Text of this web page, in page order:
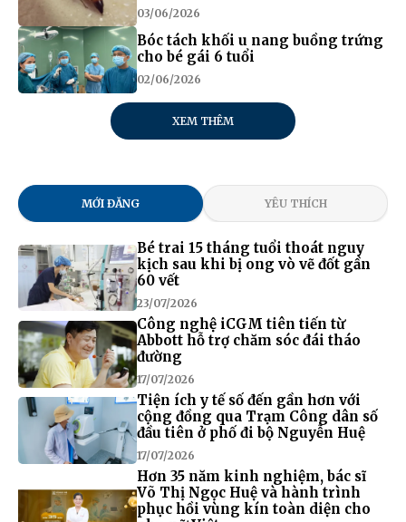
03/06/2026
Bóc tách khối u nang buồng trứng
cho bé gái 6 tuổi
02/06/2026
XEM THÊM
MỚI ĐĂNG YÊU THÍCH
Bé trai 15 tháng tuổi thoát nguy
kịch sau khi bị ong vò vẽ đốt gần
60 vết
23/07/2026
Công nghệ iCGM tiên tiến từ
Abbott hỗ trợ chăm sóc đái tháo
đường
17/07/2026
Tiện ích y tế số đến gần hơn với
cộng đồng qua Trạm Công dân số
đầu tiên ở phố đi bộ Nguyễn Huệ
17/07/2026
Hơn 35 năm kinh nghiệm, bác sĩ
Võ Thị Ngọc Huệ và hành trình
phục hồi vùng kín toàn diện cho